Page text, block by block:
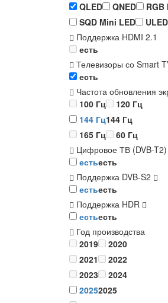
QLED
QNED
RGB
SQD Mini LED
ULED
Поддержка HDMI 2.1
есть
Телевизоры со Smart
есть
Частота обновления
100 Гц
120 Гц
144 Гц144 Гц
165 Гц
60 Гц
Цифровое ТВ (DVB-T2)
естьесть
Поддержка DVB-S2
естьесть
Поддержка HDR
естьесть
Год производства
2019
2020
2021
2022
2023
2024
20252025